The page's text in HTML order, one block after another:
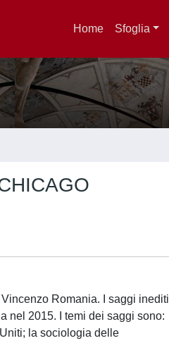
Home Sfoglia
Romania. I saggi inediti
nel 2015. I temi dei saggi sono:
la sociologia delle